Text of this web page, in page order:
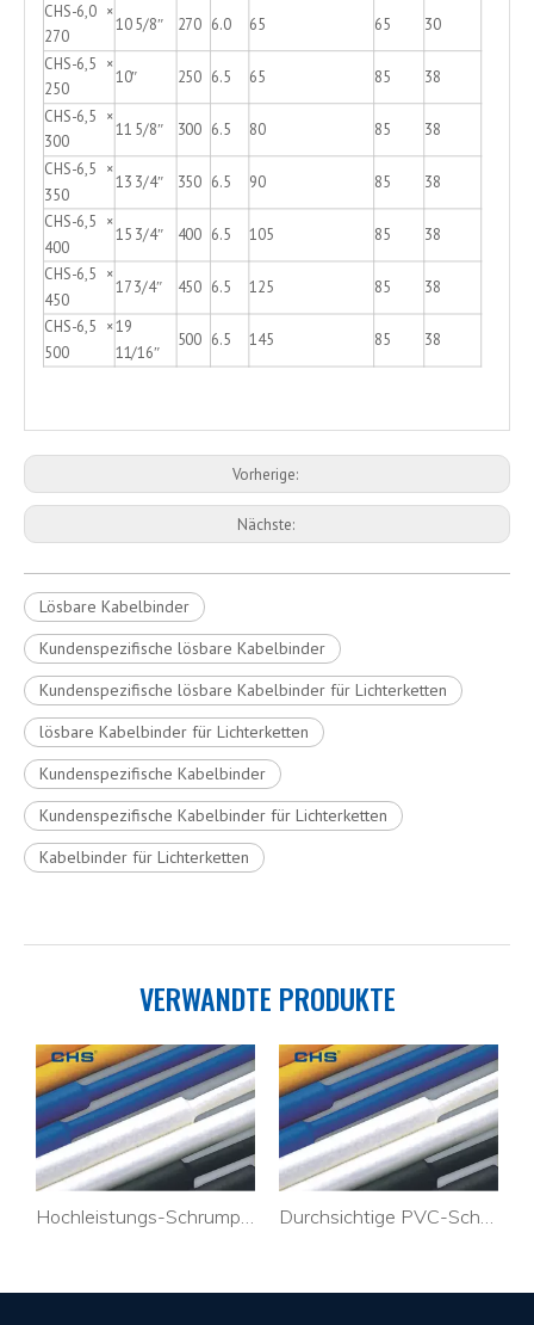
CHS-6,0 ×
270
10 5/8″ 270 6.0 65 65 30
CHS-6,5 ×
250
10″ 250 6.5 65 85 38
CHS-6,5 ×
300
11 5/8″ 300 6.5 80 85 38
CHS-6,5 ×
350
13 3/4″ 350 6.5 90 85 38
CHS-6,5 ×
400
15 3/4″ 400 6.5 105 85 38
CHS-6,5 ×
450
17 3/4″ 450 6.5 125 85 38
CHS-6,5 ×
500
19
11/16″
500 6.5 145 85 38
Vorherige:
Nächste:
Lösbare Kabelbinder
Kundenspezifische lösbare Kabelbinder
Kundenspezifische lösbare Kabelbinder für Lichterketten
lösbare Kabelbinder für Lichterketten
Kundenspezifische Kabelbinder
Kundenspezifische Kabelbinder für Lichterketten
Kabelbinder für Lichterketten
VERWANDTE PRODUKTE
Hochleistungs-Schrumpfschläuche aus Gummi für Drähte Durchsichtige PVC-Schrumpfschläuche für Drähte